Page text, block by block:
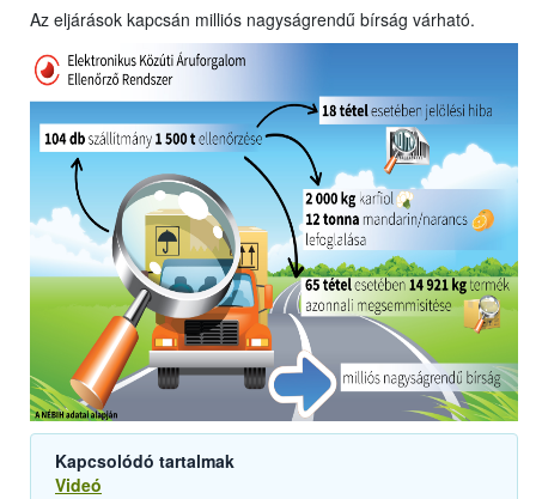
Az eljárások kapcsán milliós nagyságrendű bírság várható.
Kapcsolódó tartalmak
Videó